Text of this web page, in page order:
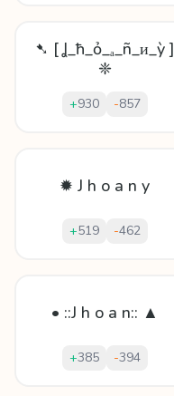
➷ [ Ʝ_ħ_ỏ_ₐ_ñ_ᴎ_ỳ ]
❈
+930 -857
✹ J h o a n y
+519 -462
• ::J h o a n:: ▲
+385 -394